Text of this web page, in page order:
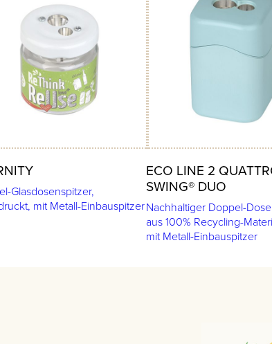
Glasdosenspitzer,
mit Metall-Einbauspitzer
ECO LINE 2
SWING® DUO
Nachhaltiger Doppel-
aus 100% Recycling-
mit Metall-Einbauspitzer